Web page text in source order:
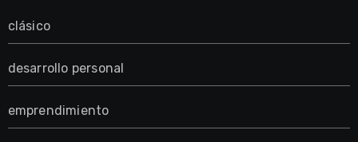
clásico
desarrollo personal
emprendimiento